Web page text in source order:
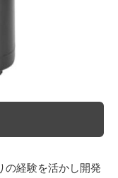
の経験を活かし開発